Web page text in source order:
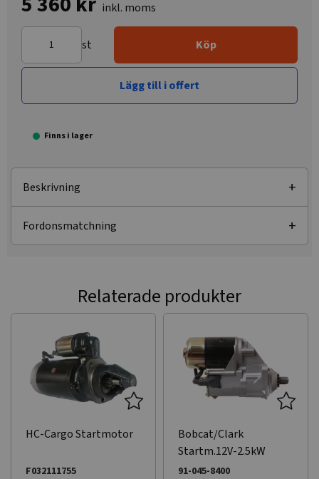
inkl. moms
st Köp
Lägg till i offert
Finns i lager
Beskrivning
Fordonsmatchning
Relaterade produkter
HC-Cargo Startmotor
F032111755
Bobcat/Clark
Startm.12V-2.5kW
91-045-8400